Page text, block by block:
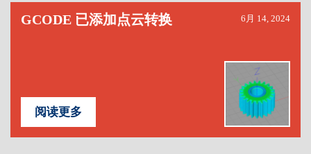
GCODE 已添加点云转换 6月 14, 2024
阅读更多